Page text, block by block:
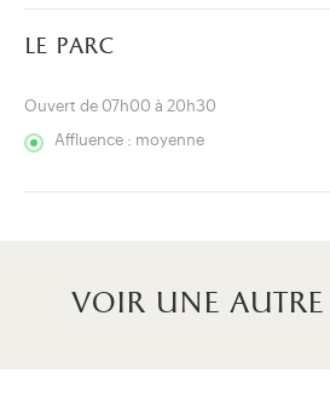
le parc
Ouvert de 07h00 à 20h30
Affluence : moyenne
voir une